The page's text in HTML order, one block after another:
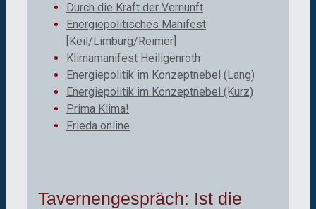
Durch die Kraft der Vernunft
Energiepolitisches Manifest
[Keil/Limburg/Reimer]
Klimamanifest Heiligenroth
Energiepolitik im Konzeptnebel (Lang)
Energiepolitik im Konzeptnebel (Kurz)
Prima Klima!
Frieda online
Tavernengespräch: Ist die